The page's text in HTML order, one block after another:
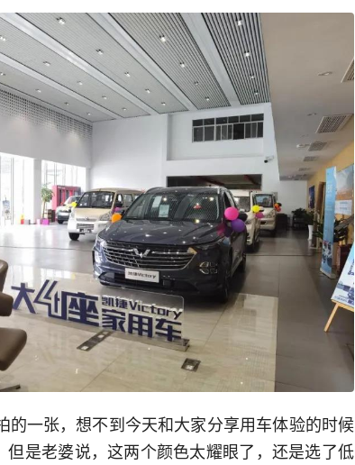
的一张，想不到今天和大家分享用车体验的时候
是老婆说，这两个颜色太耀眼了，还是选了低